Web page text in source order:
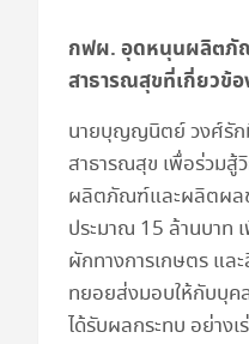
กฟผ. อุดหนุนผลิตภัณ
สาธารณสุขที่เกี่ยวข้
นายบุญญนิตย์ วงศ์รักมิ
สาธารณสุข เพื่อร่วมสู้
ผลิตภัณฑ์และผลิตผลข
ประมาณ 15 ล้านบาท
ผักทางการเกษตร แล
ทยอยส่งมอบให้กับบุค
ได้รับผลกระทบ อย่างเ